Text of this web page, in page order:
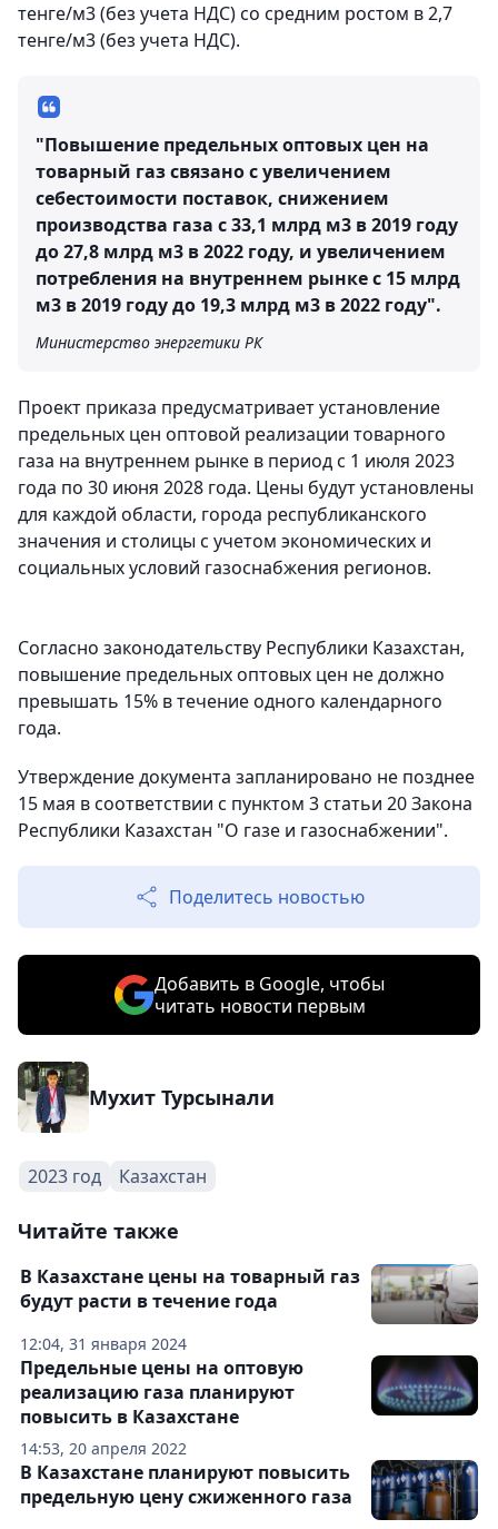
тенге/м3 (без учета НДС) со средним ростом в 2,7
тенге/м3 (без учета НДС).
"Повышение предельных оптовых цен на
товарный газ связано с увеличением
себестоимости поставок, снижением
производства газа с 33,1 млрд м3 в 2019 году
до 27,8 млрд м3 в 2022 году, и увеличением
потребления на внутреннем рынке с 15 млрд
м3 в 2019 году до 19,3 млрд м3 в 2022 году".
Министерство энергетики РК
Проект приказа предусматривает установление
предельных цен оптовой реализации товарного
газа на внутреннем рынке в период с 1 июля 2023
года по 30 июня 2028 года. Цены будут установлены
для каждой области, города республиканского
значения и столицы с учетом экономических и
социальных условий газоснабжения регионов.
Согласно законодательству Республики Казахстан,
повышение предельных оптовых цен не должно
превышать 15% в течение одного календарного
года.
Утверждение документа запланировано не позднее
15 мая в соответствии с пунктом 3 статьи 20 Закона
Республики Казахстан "О газе и газоснабжении".
Поделитесь новостью
Добавить в Google, чтобы
читать новости первым
Мухит Турсынали
2023 год Казахстан
Читайте также
12:04, 31 января 2024
В Казахстане цены на товарный газ
будут расти в течение года
14:53, 20 апреля 2022
Предельные цены на оптовую
реализацию газа планируют
повысить в Казахстане
В Казахстане планируют повысить
предельную цену сжиженного газа